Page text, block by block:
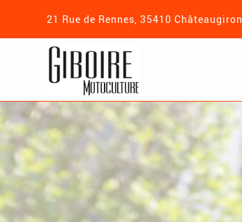
21 Rue de Rennes, 35410 Châteaugiron